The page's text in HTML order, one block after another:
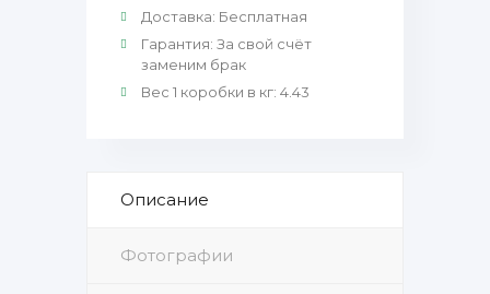
Доставка: Бесплатная
Гарантия: За свой счёт
заменим брак
Вес 1 коробки в кг: 4.43
Описание
Фотографии